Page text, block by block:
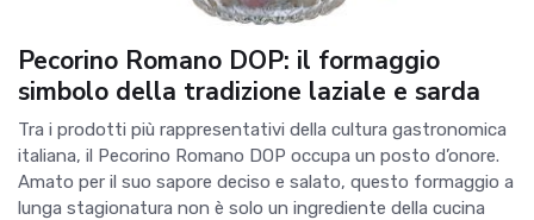
Pecorino Romano DOP: il formaggio
simbolo della tradizione laziale e sarda
Tra i prodotti più rappresentativi della cultura gastronomica
italiana, il Pecorino Romano DOP occupa un posto d’onore.
Amato per il suo sapore deciso e salato, questo formaggio a
lunga stagionatura non è solo un ingrediente della cucina